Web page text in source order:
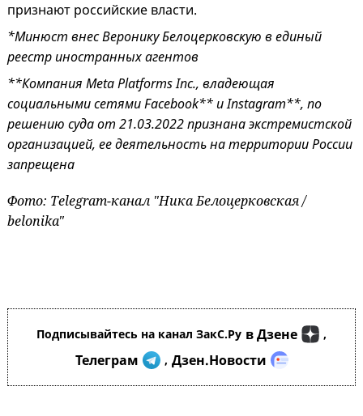
признают российские власти.
*Минюст внес Веронику Белоцерковскую в единый
реестр иностранных агентов
**Компания Meta Platforms Inc., владеющая
социальными сетями Facebook** и Instagram**, по
решению суда от 21.03.2022 признана экстремистской
организацией, ее деятельность на территории России
запрещена
Фото: Telegram-канал "Ника Белоцерковская /
belonika"
Подписывайтесь на канал ЗакС.Ру в Дзене ,
Телеграм , Дзен.Новости